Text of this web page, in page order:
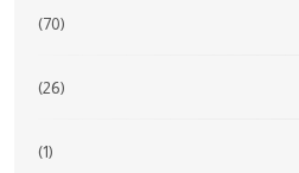
(70)
(26)
(1)